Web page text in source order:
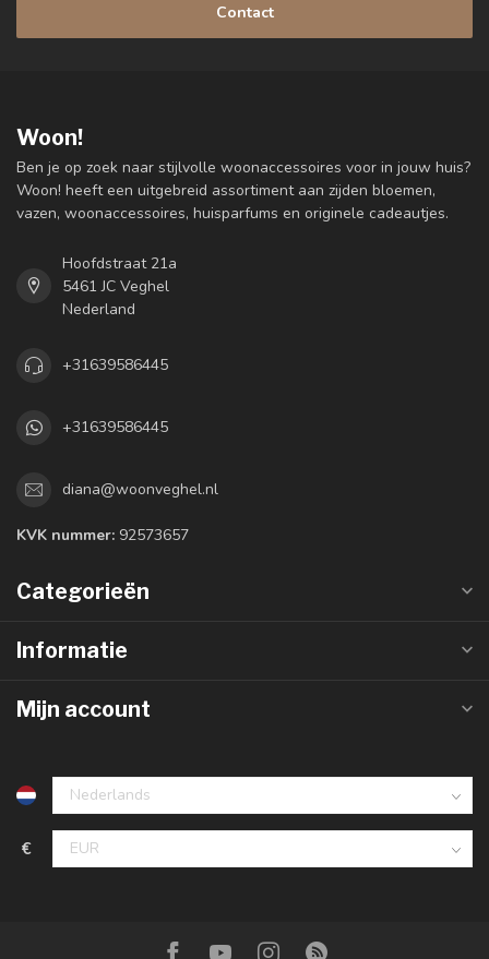
Contact
Woon!
Ben je op zoek naar stijlvolle woonaccessoires voor in jouw huis?
Woon! heeft een uitgebreid assortiment aan zijden bloemen,
vazen, woonaccessoires, huisparfums en originele cadeautjes.
Hoofdstraat 21a
5461 JC Veghel
Nederland
+31639586445
+31639586445
diana@woonveghel.nl
KVK nummer: 92573657
Categorieën
Informatie
Mijn account
€